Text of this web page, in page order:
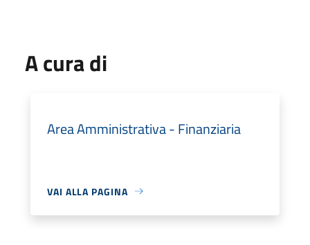
A cura di
Area Amministrativa - Finanziaria
VAI ALLA PAGINA